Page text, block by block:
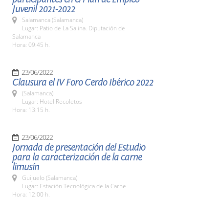
Juvenil 2021-2022
Salamanca (Salamanca)
Lugar: Patio de La Salina. Diputación de
Salamanca
Hora: 09:45 h.
23/06/2022
Clausura el IV Foro Cerdo Ibérico 2022
(Salamanca)
Lugar: Hotel Recoletos
Hora: 13:15 h.
23/06/2022
Jornada de presentación del Estudio
para la caracterización de la carne
limusín
Guijuelo (Salamanca)
Lugar: Estación Tecnológica de la Carne
Hora: 12:00 h.